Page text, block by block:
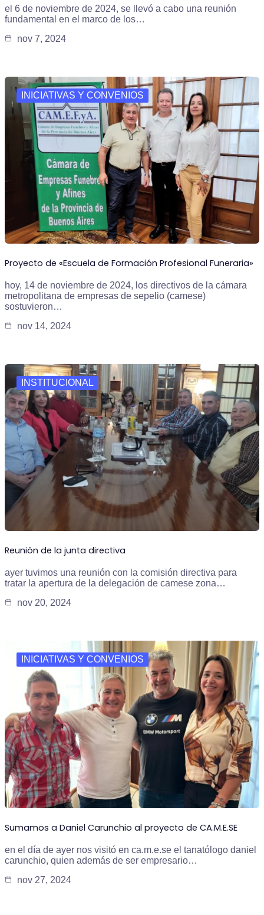
el 6 de noviembre de 2024, se llevó a cabo una reunión
fundamental en el marco de los…
nov 7, 2024
INICIATIVAS Y CONVENIOS
Proyecto de «Escuela de Formación Profesional Funeraria»
hoy, 14 de noviembre de 2024, los directivos de la cámara
metropolitana de empresas de sepelio (camese)
sostuvieron…
nov 14, 2024
INSTITUCIONAL
Reunión de la junta directiva
ayer tuvimos una reunión con la comisión directiva para
tratar la apertura de la delegación de camese zona…
nov 20, 2024
INICIATIVAS Y CONVENIOS
Sumamos a Daniel Carunchio al proyecto de CA.M.E.SE
en el día de ayer nos visitó en ca.m.e.se el tanatólogo daniel
carunchio, quien además de ser empresario…
nov 27, 2024